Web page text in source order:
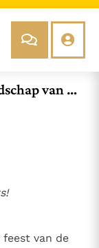
van h
van de